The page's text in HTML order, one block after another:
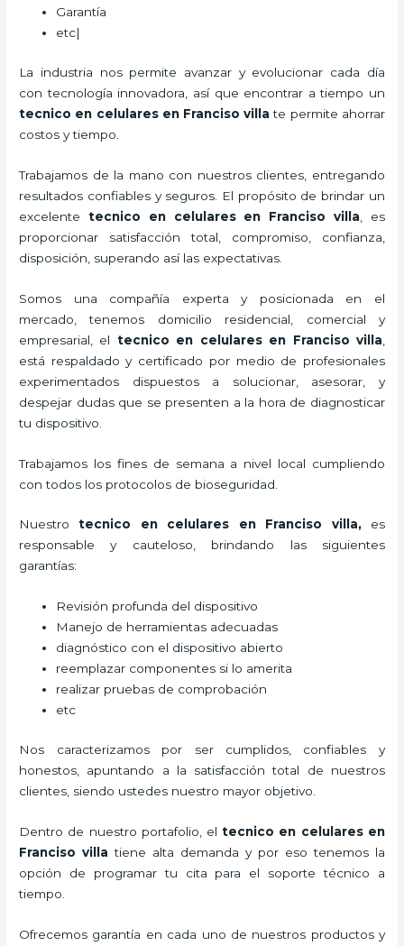
Garantía
etc|
La industria nos permite avanzar y evolucionar cada día
con tecnología innovadora, así que encontrar a tiempo un
tecnico en celulares en Franciso villa te permite ahorrar
costos y tiempo.
Trabajamos de la mano con nuestros clientes, entregando
resultados confiables y seguros. El propósito de brindar un
excelente tecnico en celulares en Franciso villa , es
proporcionar satisfacción total, compromiso, confianza,
disposición, superando así las expectativas.
Somos una compañía experta y posicionada en el
mercado, tenemos domicilio residencial, comercial y
empresarial, el tecnico en celulares en Franciso villa
está respaldado y certificado por medio de profesionales
experimentados dispuestos a solucionar, asesorar, y
despejar dudas que se presenten a la hora de diagnosticar
tu dispositivo.
Trabajamos los fines de semana a nivel local cumpliendo
con todos los protocolos de bioseguridad.
Nuestrotecnico en celulares en Franciso villa, es
responsable y cauteloso, brindando las siguientes
garantías:
Revisión profunda del dispositivo
Manejo de herramientas adecuadas
diagnóstico con el dispositivo abierto
reemplazar componentes si lo amerita
realizar pruebas de comprobación
etc
Nos caracterizamos por ser cumplidos, confiables y
honestos, apuntando a la satisfacción total de nuestros
clientes, siendo ustedes nuestro mayor objetivo.
Dentro de nuestro portafolio, eltecnico en celulares en
Franciso villa tiene alta demanda y por eso tenemos la
opción de programar tu cita para el soporte técnico a
tiempo.
Ofrecemos garantía en cada uno de nuestros productos y